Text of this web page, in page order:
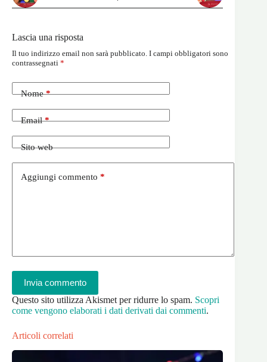
Lascia una risposta
Il tuo indirizzo email non sarà pubblicato. I campi obbligatori sono
contrassegnati *
Nome*
Email*
Sito web
Aggiungi commento *
Invia commento
Questo sito utilizza Akismet per ridurre lo spam. Scopri
come vengono elaborati i dati derivati dai commenti.
Articoli correlati